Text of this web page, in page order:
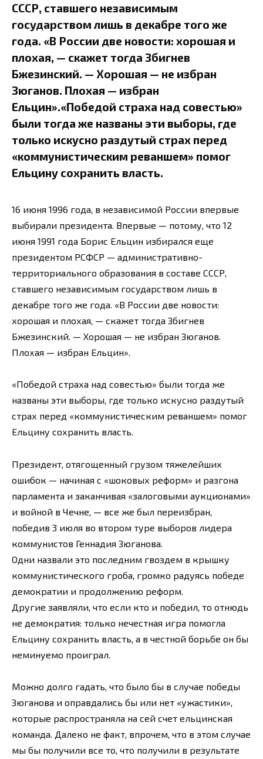
СССР, ставшего независимым
государством лишь в декабре того же
года. «В России две новости: хорошая и
плохая, — скажет тогда Збигнев
Бжезинский. — Хорошая — не избран
Зюганов. Плохая — избран
Ельцин».«Победой страха над совестью»
были тогда же названы эти выборы, где
только искусно раздутый страх перед
«коммунистическим реваншем» помог
Ельцину сохранить власть.
16 июня 1996 года, в независимой России впервые
выбирали президента. Впервые — потому, что 12
июня 1991 года Борис Ельцин избирался еще
президентом РСФСР — административно-
территориального образования в составе СССР,
ставшего независимым государством лишь в
декабре того же года. «В России две новости:
хорошая и плохая, — скажет тогда Збигнев
Бжезинский. — Хорошая — не избран Зюганов.
Плохая — избран Ельцин».
«Победой страха над совестью» были тогда же
названы эти выборы, где только искусно раздутый
страх перед «коммунистическим реваншем» помог
Ельцину сохранить власть.
Президент, отягощенный грузом тяжелейших
ошибок — начиная с «шоковых реформ» и разгона
парламента и заканчивая «залоговыми аукционами»
и войной в Чечне, — все же был переизбран,
победив 3 июля во втором туре выборов лидера
коммунистов Геннадия Зюганова.
Одни назвали это последним гвоздем в крышку
коммунистического гроба, громко радуясь победе
демократии и продолжению реформ.
Другие заявляли, что если кто и победил, то отнюдь
не демократия: только нечестная игра помогла
Ельцину сохранить власть, а в честной борьбе он бы
неминуемо проиграл.
Можно долго гадать, что было бы в случае победы
Зюганова и оправдались бы или нет «ужастики»,
которые распространяла на сей счет ельцинская
команда. Далеко не факт, впрочем, что в этом случае
мы бы получили все то, что получили в результате